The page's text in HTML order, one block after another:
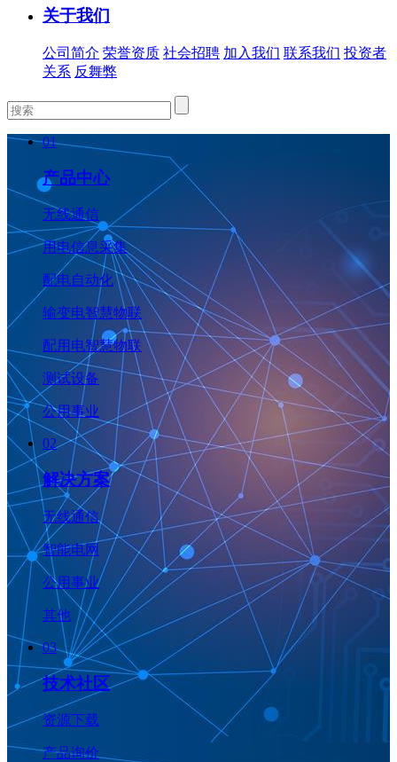
关于我们
公司简介 荣誉资质 社会招聘 加入我们 联系我们 投资者
关系 反舞弊
01
产品中心
无线通信
用电信息采集
配电自动化
输变电智慧物联
配用电智慧物联
测试设备
公用事业
02
解决方案
无线通信
智能电网
公用事业
其他
03
技术社区
资源下载
产品询价